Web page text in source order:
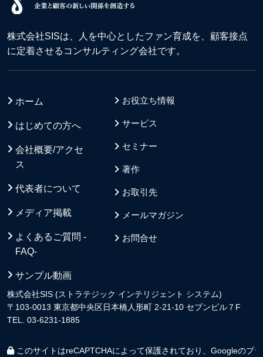
株式会社SISは、人を中心としたファン育成を、顧客接点
に定着させるコンサルティング会社です。
ホーム
はじめての方へ
会社概要/アクセ
ス
代表者について
メディア掲載
よくあるご質問 -
FAQ-
サンプル動画
お役立ち情報
サービス
セミナー
著作
お取引先
メールマガジン
お問合せ
株式会社SIS (ストラテジック インテリジェント システム)
〒103-0013 東京都中央区日本橋人形町 2-21-10 セブンビル７F
TEL. 03-6231-1885
このサイトはreCAPTCHAによって保護されており、Googleのプラ